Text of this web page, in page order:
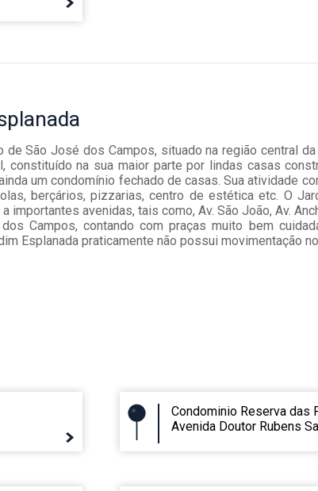
São José dos Campos, situado na região central
constituído na sua maior parte por lindas casas
um condomínio fechado de casas. Sua atividade
berçários, pizzarias, centro de estética etc. O
avenidas, tais como, Av. São João, Av.
Campos, contando com praças muito bem
Esplanada praticamente não possui movimentação
Condominio Reserva das
Avenida Doutor Rubens